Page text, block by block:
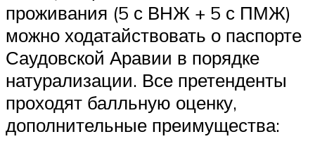
проживания (5 с ВНЖ + 5 с ПМЖ)
можно ходатайствовать о паспорте
Саудовской Аравии в порядке
натурализации. Все претенденты
проходят балльную оценку,
дополнительные преимущества: